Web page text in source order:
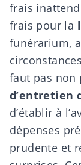
frais
frais pour la
funérarium,
faut pas
d’entretien
d’établir à
dépenses
prudente et